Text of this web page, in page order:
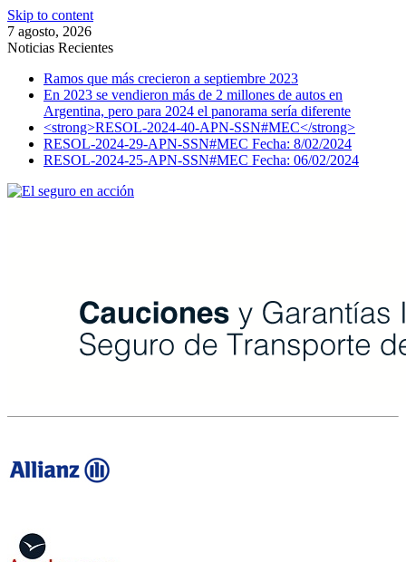
Skip to content
7 agosto, 2026
Noticias Recientes
Ramos que más crecieron a septiembre 2023
En 2023 se vendieron más de 2 millones de autos en
Argentina, pero para 2024 el panorama sería diferente
<strong>RESOL-2024-40-APN-SSN#MEC</strong>
RESOL-2024-29-APN-SSN#MEC Fecha: 8/02/2024
RESOL-2024-25-APN-SSN#MEC Fecha: 06/02/2024